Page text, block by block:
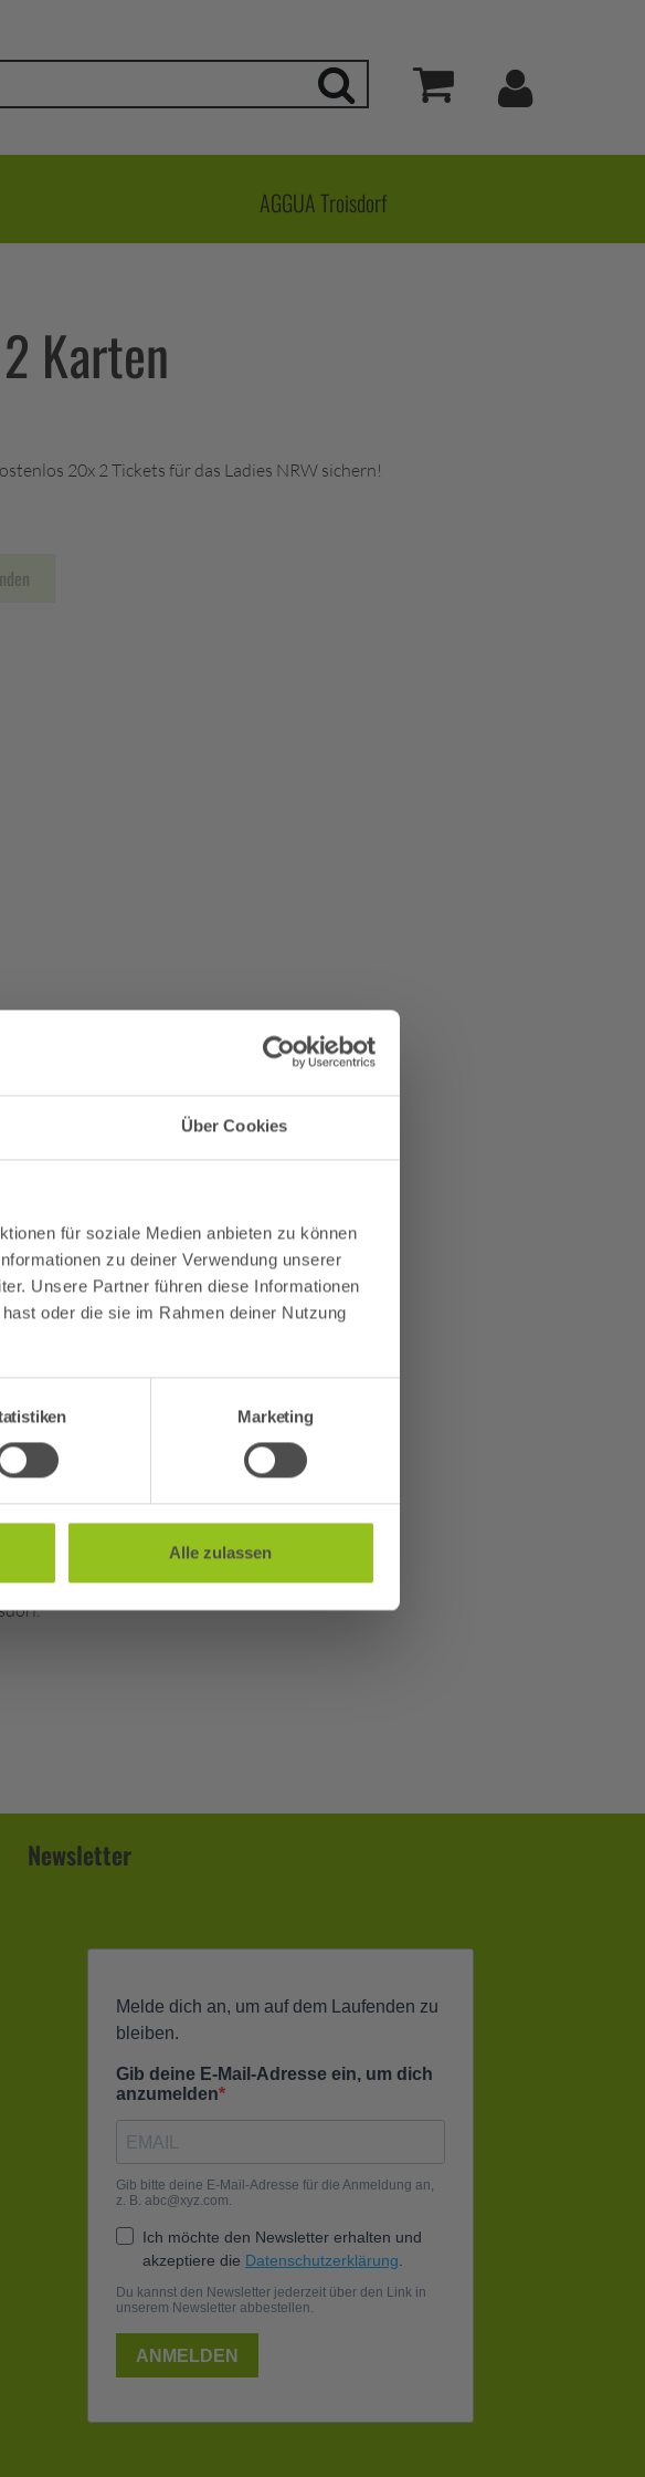
Über Cookies
für soziale Medien anbieten zu können
zu deiner Verwendung unserer
Unsere Partner führen diese Informationen
oder die sie im Rahmen deiner Nutzung
Marketing
Alle zulassen
×
vor Ort buchbar. Vielen
SuchenWarenkorb
Mein
AGGUA Troisdorf
Karten
20x 2 Tickets für das Ladies NRW sichern!
im Zeitraum vom 02.06 bis 08.06 eingelöst werden.
Newsletter